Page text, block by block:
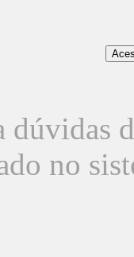
dúvidas
no